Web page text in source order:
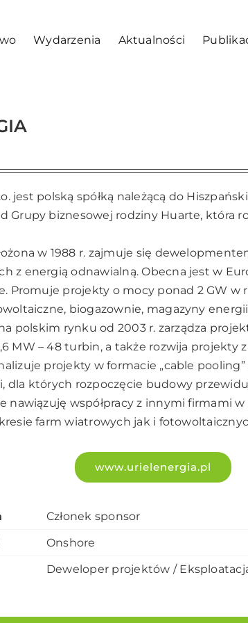
Wydarzenia Aktualności
jest polską spółką należącą do
Grupy biznesowej rodziny Huarte, która
w 1988 r. zajmuje się
z energią odnawialną. Obecna jest w
Promuje projekty o mocy ponad 2 GW w
biogazownie, magazyny
polskim rynku od 2003 r. zarządza
MW – 48 turbin, a także rozwija projekty
projekty w formacie „cable pooling”
dla których rozpoczęcie budowy
nawiązuję współpracy z innymi firmami
farm wiatrowych jak i
www.urielenergia.pl
Członek sponsor
Onshore
Deweloper projektów /